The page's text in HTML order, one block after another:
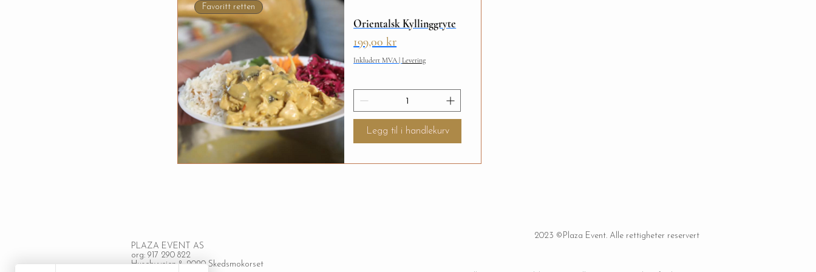
Favoritt retten
Orientalsk Kyllinggryte
Pris
199,00 kr
Inkludert MVA Levering
Legg til i handlekurv
2023 ©Plaza Event. Alle rettigheter reservert
PLAZA EVENT AS
org: 917 290 822
Husebyveien 8, 2020 Skedsmokorset